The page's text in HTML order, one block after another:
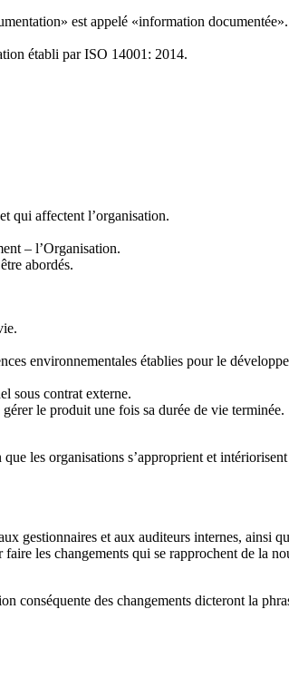
est appelé «information
établi par ISO 14001: 2014.
qui affectent l’organisation.
– l’Organisation.
abordés.
environnementales établies pour le
sous contrat externe.
le produit une fois sa durée de vie terminée.
les organisations s’approprient et
gestionnaires et aux auditeurs internes, ainsi
les changements qui se rapprochent de la
conséquente des changements dicteront la